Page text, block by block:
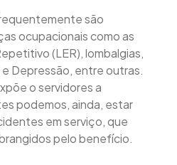
são
ocupacionais como as
(LER), lombalgias,
Depressão, entre outras.
o servidores a
podemos, ainda, estar
em serviço, que
pelo benefício.